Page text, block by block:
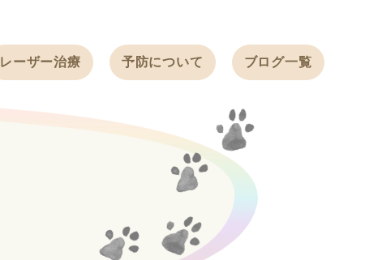
レーザー治療 予防について
感染症予防
フィラリア
ワクチン
ブログ一覧
天白動物病院
BLOG
天白動物病院
NEWS
ワンちゃんの症
例ブログ
ネコちゃんの症